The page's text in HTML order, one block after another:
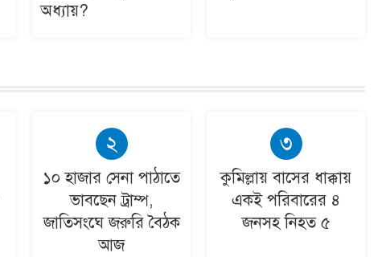
অধ্যায়?
২
১০ হাজার সেনা পাঠাতে
ভাবছেন ট্রাম্প,
জাতিসংঘে জরুরি বৈঠক
আজ
৩
কুমিল্লায় বাসের ধাক্কায়
একই পরিবারের ৪
জনসহ নিহত ৫